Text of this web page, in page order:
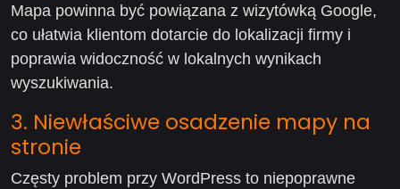
Mapa powinna być powiązana z wizytówką Google,
co ułatwia klientom dotarcie do lokalizacji firmy i
poprawia widoczność w lokalnych wynikach
wyszukiwania.
3. Niewłaściwe osadzenie mapy na
stronie
Częsty problem przy WordPress to niepoprawne